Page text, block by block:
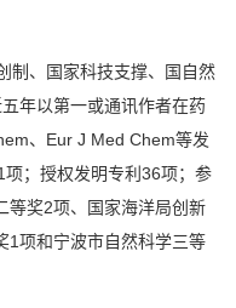
制、国家科技支撑、国自然
年以第一或通讯作者在药
、Eur J Med Chem等发
；授权发明专利36项；参
等奖2项、国家海洋局创新
1项和宁波市自然科学三等